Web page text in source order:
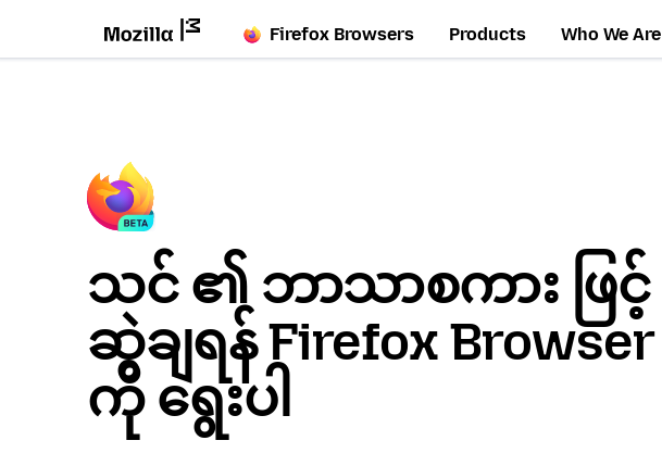
Firefox Browsers Products Who We Are
သင် ၏ ဘာသာစကား ဖြင့်
ဆွဲချရန် Firefox Browser
ကို ရွေးပါ